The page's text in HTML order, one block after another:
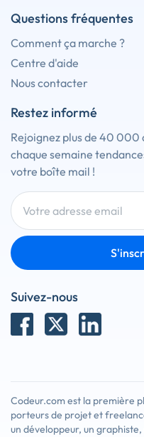
Questions fréquentes
Comment ça marche ?
Centre d'aide
Nous contacter
Restez informé
Rejoignez plus de 40 000
chaque semaine
votre boîte mail !
Suivez-nous
Codeur.com est la première
porteurs de projet et
un développeur, un